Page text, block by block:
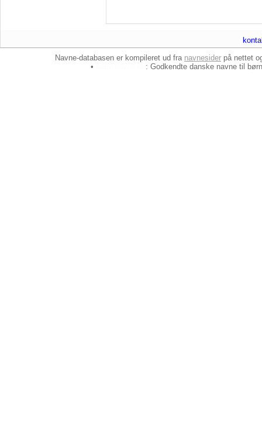
Navne-databasen er kompileret ud fra navnesider på nettet
•
: Godkendte danske navne til børn